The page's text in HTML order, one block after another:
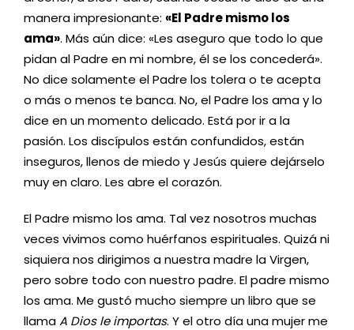
manera impresionante: «El Padre mismo los
ama». Más aún dice: «Les aseguro que todo lo que
pidan al Padre en mi nombre, él se los concederá».
No dice solamente el Padre los tolera o te acepta
o más o menos te banca. No, el Padre los ama y lo
dice en un momento delicado. Está por ir a la
pasión. Los discípulos están confundidos, están
inseguros, llenos de miedo y Jesús quiere dejárselo
muy en claro. Les abre el corazón.
El Padre mismo los ama. Tal vez nosotros muchas
veces vivimos como huérfanos espirituales. Quizá ni
siquiera nos dirigimos a nuestra madre la Virgen,
pero sobre todo con nuestro padre. El padre mismo
los ama. Me gustó mucho siempre un libro que se
llamaA Dios le importas. Y el otro día una mujer me